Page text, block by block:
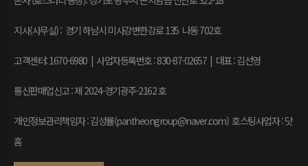
지사(사무실) : 경기 하남시 미사강변한강로 135 나동 702호
고객센터: 1670-6980 | 사업자등록번호 : 830-87-02657 | 대표 : 김선영
통신판매업신고 : 제 2024-경기광주-2162 호
개인정보관리책임자 : 김성률(pantheongroup@naver.com) 호스팅사업자 : 닷
홈